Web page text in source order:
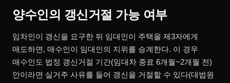
양수인의 갱신거절 가능 여부
임차인이 갱신을 요구한 뒤 임대인이 주택을 제3자에게
매도하면, 매수인이 임대인의 지위를 승계한다. 이 경우
매수인도 법정 갱신거절 기간(임대차 종료 6개월~2개월 전)
안이라면 실거주 사유를 들어 갱신을 거절할 수 있다(대법원